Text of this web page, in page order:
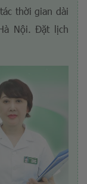
thời gian dài
Nội. Đặt lịch